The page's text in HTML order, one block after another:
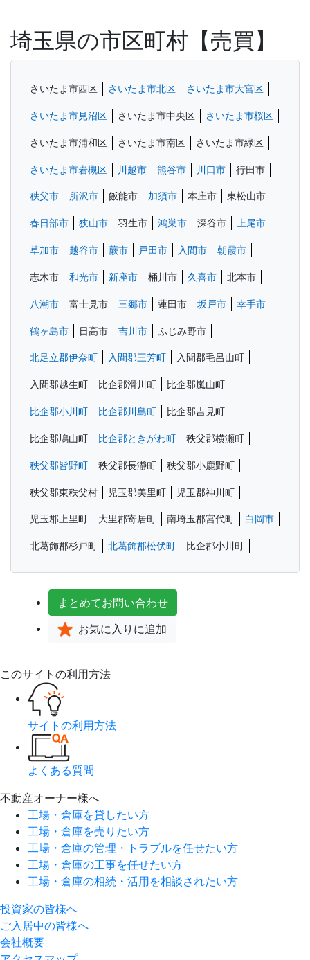
埼玉県の市区町村【売買】
さいたま市西区 さいたま市北区 さいたま市大宮区
さいたま市見沼区 さいたま市中央区 さいたま市桜区
さいたま市浦和区 さいたま市南区 さいたま市緑区
さいたま市岩槻区 川越市 熊谷市 川口市 行田市
秩父市 所沢市 飯能市 加須市 本庄市 東松山市
春日部市 狭山市 羽生市 鴻巣市 深谷市 上尾市
草加市 越谷市 蕨市 戸田市 入間市 朝霞市
志木市 和光市 新座市 桶川市 久喜市 北本市
八潮市 富士見市 三郷市 蓮田市 坂戸市 幸手市
鶴ヶ島市 日高市 吉川市 ふじみ野市
北足立郡伊奈町 入間郡三芳町 入間郡毛呂山町
入間郡越生町 比企郡滑川町 比企郡嵐山町
比企郡小川町 比企郡川島町 比企郡吉見町
比企郡鳩山町 比企郡ときがわ町 秩父郡横瀬町
秩父郡皆野町 秩父郡長瀞町 秩父郡小鹿野町
秩父郡東秩父村 児玉郡美里町 児玉郡神川町
児玉郡上里町 大里郡寄居町 南埼玉郡宮代町 白岡市
北葛飾郡杉戸町 北葛飾郡松伏町 比企郡小川町
まとめてお問い合わせ
お気に入り に追加
このサイトの利用方法
サイトの利用方法
よくある質問
不動産オーナー様へ
工場・倉庫を貸したい方
工場・倉庫を売りたい方
工場・倉庫の管理・トラブルを任せたい方
工場・倉庫の工事を任せたい方
工場・倉庫の相続・活用を相談されたい方
投資家の皆様へ
ご入居中の皆様へ
会社概要